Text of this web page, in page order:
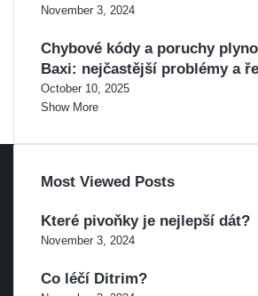
November 3, 2024
Chybové kódy a poruchy
Baxi: nejčastější problémy a
October 10, 2025
Show More
Most Viewed Posts
Které pivoňky je nejlepší dát?
November 3, 2024
Co léčí Ditrim?